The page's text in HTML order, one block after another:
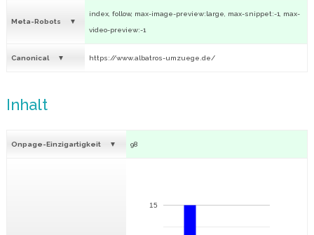
Meta-Robots
index, follow, max-image-preview:large, max-snippet:-1, max-
video-preview:-1
Canonical https://www.albatros-umzuege.de/
Inhalt
Onpage-Einzigartigkeit 98
15